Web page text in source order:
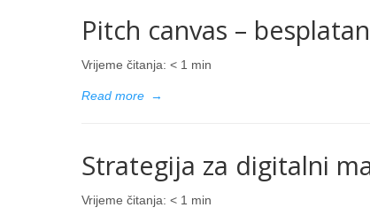
Pitch canvas –
Vrijeme čitanja: < 1 min
Read more →
Strategija za digitalni
Vrijeme čitanja: < 1 min